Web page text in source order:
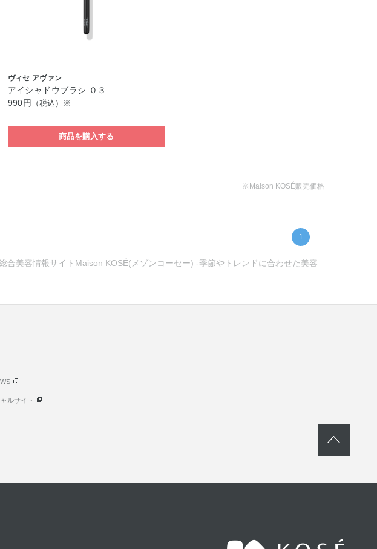
ヴィセ アヴァン
アイシャドウブラシ ０３
990円
（税込）※
商品を購入する
※Maison KOSÉ販売価格
1
美容情報サイトMaison KOSÉ(メゾンコーセー) -季節やトレンドに合わせた美容
ルサイト